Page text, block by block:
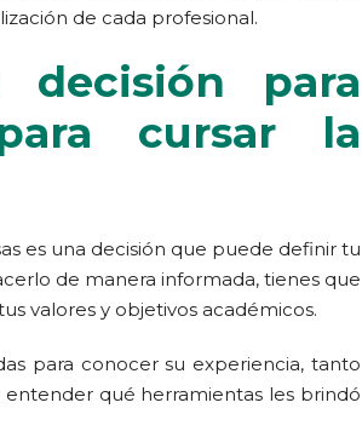
de cada profesional.
para
cursar la
es una decisión que puede definir tu
de manera informada, tienes que
valores y objetivos académicos.
para conocer su experiencia, tanto
qué herramientas les brindó